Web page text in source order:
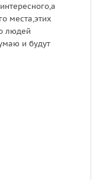
места,этих
людей
и будут